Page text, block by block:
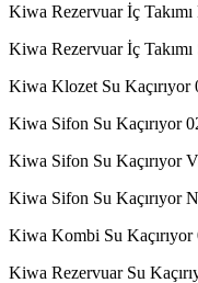
Kiwa Rezervuar İç
Kiwa Rezervuar İç
Kiwa Klozet Su Kaçırıyor
Kiwa Sifon Su Kaçırıyor
Kiwa Sifon Su Kaçırıyor
Kiwa Sifon Su Kaçırıyor
Kiwa Kombi Su Kaçırıyor
Kiwa Rezervuar Su